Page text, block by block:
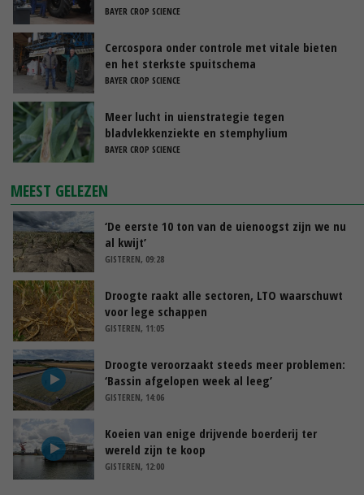
BAYER CROP SCIENCE
Cercospora onder controle met vitale bieten
en het sterkste spuitschema
BAYER CROP SCIENCE
Meer lucht in uienstrategie tegen
bladvlekkenziekte en stemphylium
BAYER CROP SCIENCE
MEEST GELEZEN
‘De eerste 10 ton van de uienoogst zijn we nu
al kwijt’
GISTEREN, 09:28
Droogte raakt alle sectoren, LTO waarschuwt
voor lege schappen
GISTEREN, 11:05
Droogte veroorzaakt steeds meer problemen:
‘Bassin afgelopen week al leeg’
GISTEREN, 14:06
Koeien van enige drijvende boerderij ter
wereld zijn te koop
GISTEREN, 12:00